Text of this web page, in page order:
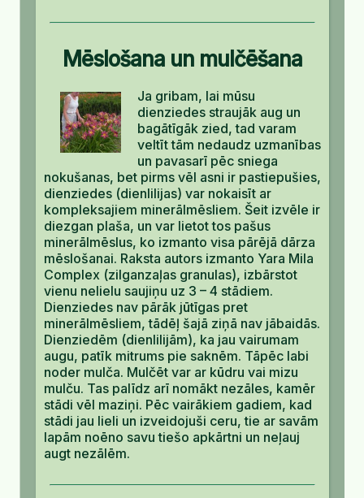
Mēslošana un mulčēšana
Ja gribam, lai mūsu
dienziedes straujāk aug un
bagātīgāk zied, tad varam
veltīt tām nedaudz uzmanības
un pavasarī pēc sniega
nokušanas, bet pirms vēl asni ir pastiepušies,
dienziedes (dienlilijas) var nokaisīt ar
kompleksajiem minerālmēsliem. Šeit izvēle ir
diezgan plaša, un var lietot tos pašus
minerālmēslus, ko izmanto visa pārējā dārza
mēslošanai. Raksta autors izmanto Yara Mila
Complex (zilganzaļas granulas), izbārstot
vienu nelielu saujiņu uz 3 – 4 stādiem.
Dienziedes nav pārāk jūtīgas pret
minerālmēsliem, tādēļ šajā ziņā nav jābaidās.
Dienziedēm (dienlilijām), ka jau vairumam
augu, patīk mitrums pie saknēm. Tāpēc labi
noder mulča. Mulčēt var ar kūdru vai mizu
mulču. Tas palīdz arī nomākt nezāles, kamēr
stādi vēl maziņi. Pēc vairākiem gadiem, kad
stādi jau lieli un izveidojuši ceru, tie ar savām
lapām noēno savu tiešo apkārtni un neļauj
augt nezālēm.